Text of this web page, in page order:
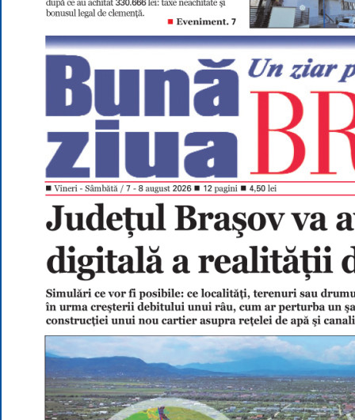
1 MXN= 0.2227
1 NOK= 0.4191
1 NZD= 2.6097
1 PLN= 1.1646
1 RSD= 0.0425
1 RUB= 0.0530
1 SEK= 0.4526
1 TRY
= 0.1141
1 UAH = 0.1048
1 XDR= 5.9383
1 ZAR
= 0.2318